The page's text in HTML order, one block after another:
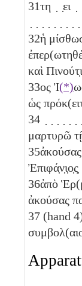
31τη ̣ ̣ει
32ἡ
καὶ
33ος Ἰ(*)
ὡς
34
μαρτυρῶ
35
36ἀπὸ
ἀκούσας
37 (hand